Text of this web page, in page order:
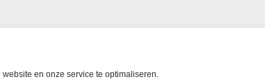
en onze service te optimaliseren.